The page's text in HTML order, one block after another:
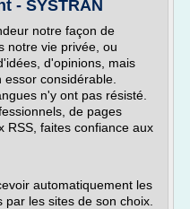
- SYSTRAN
notre façon de
notre vie privée, ou
d'opinions, mais
considérable.
n'y ont pas résisté.
de pages
RSS, faites confiance aux
automatiquement les
les sites de son choix.